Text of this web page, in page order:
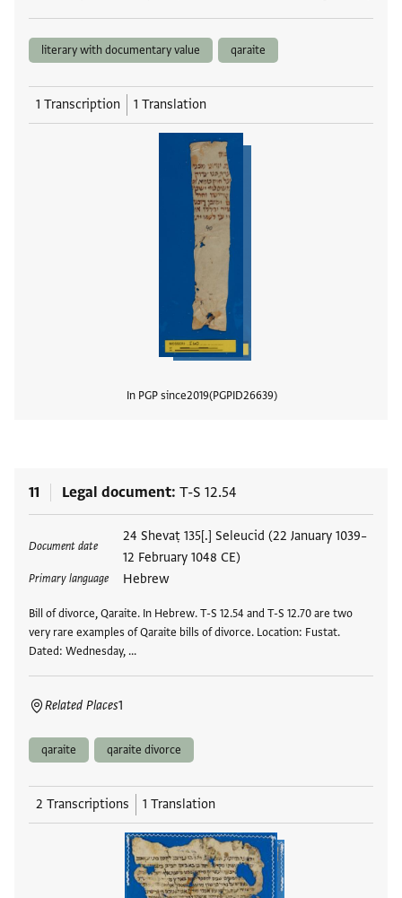
literary with documentary value qaraite
1 Transcription 1 Translation
In PGP since2019 PGPID26639
11 Legal document T-S 12.54
Document date
24 Shevaṭ 135[.] Seleucid (22 January 1039–
12 February 1048 CE)
Primary language Hebrew
Bill of divorce, Qaraite. In Hebrew. T-S 12.54 and T-S 12.70 are two
very rare examples of Qaraite bills of divorce. Location: Fustat.
Dated: Wednesday, …
Related Places1
qaraite qaraite divorce
2 Transcriptions 1 Translation